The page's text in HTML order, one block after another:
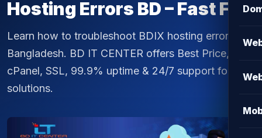
Hosting Errors BD – Fast Fix
Learn how to troubleshoot BDIX hosting errors in
Bangladesh. BD IT CENTER offers Best Price, Free
cPanel, SSL, 99.9% uptime & 24/7 support for fast
solutions.